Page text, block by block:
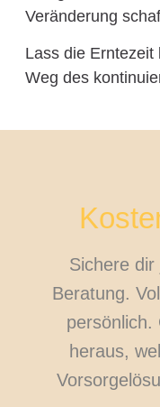
Veränderung
Lass die Erntezeit
Weg des
Sichere
Beratung.
persönlich.
heraus,